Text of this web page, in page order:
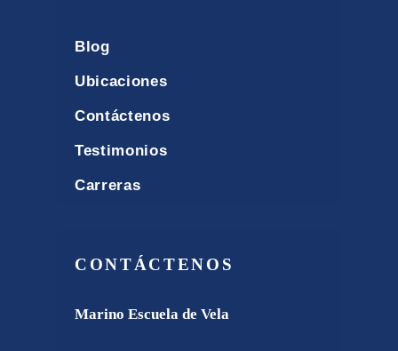
Blog
Ubicaciones
Contáctenos
Testimonios
Carreras
CONTÁCTENOS
Marino Escuela de Vela